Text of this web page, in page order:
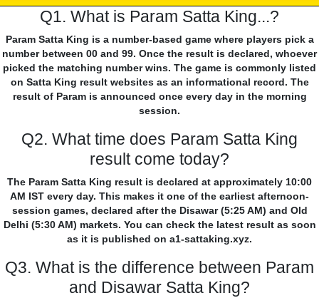
Q1. What is Param Satta King...?
Param Satta King is a number-based game where players pick a
number between 00 and 99. Once the result is declared, whoever
picked the matching number wins. The game is commonly listed
on Satta King result websites as an informational record. The
result of Param is announced once every day in the morning
session.
Q2. What time does Param Satta King
result come today?
The Param Satta King result is declared at approximately 10:00
AM IST every day. This makes it one of the earliest afternoon-
session games, declared after the Disawar (5:25 AM) and Old
Delhi (5:30 AM) markets. You can check the latest result as soon
as it is published on a1-sattaking.xyz.
Q3. What is the difference between Param
and Disawar Satta King?